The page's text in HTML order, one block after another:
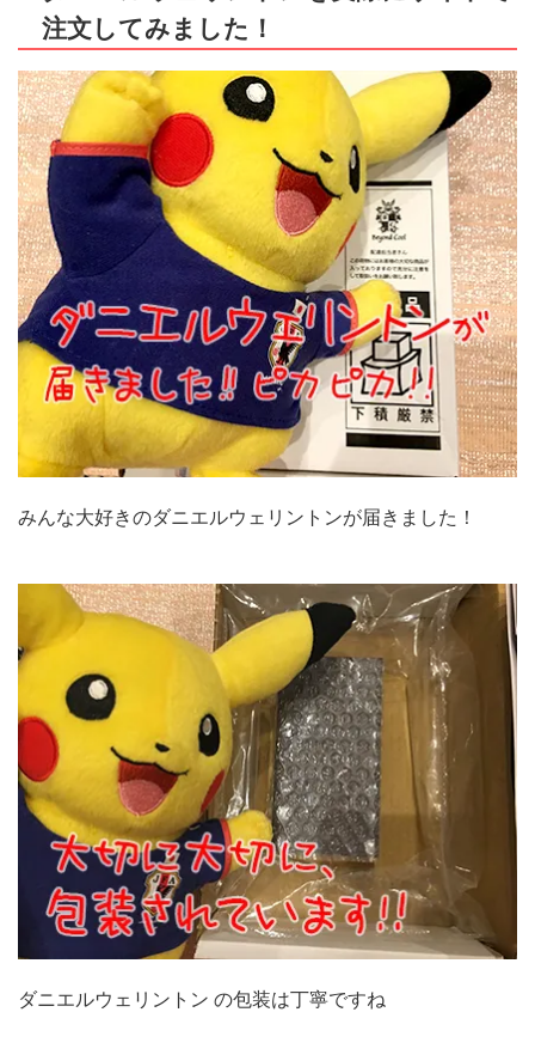
注文してみました！
みんな大好きのダニエルウェリントンが届きました！
ダニエルウェリントン の包装は丁寧ですね